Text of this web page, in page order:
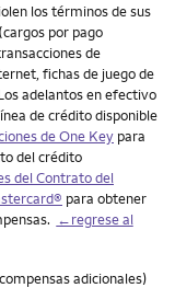
los términos de sus
por pago
de
fichas de juego de
adelantos en efectivo
de crédito disponible
de One Key para
del crédito
del Contrato del
para obtener
←regrese al
adicionales)